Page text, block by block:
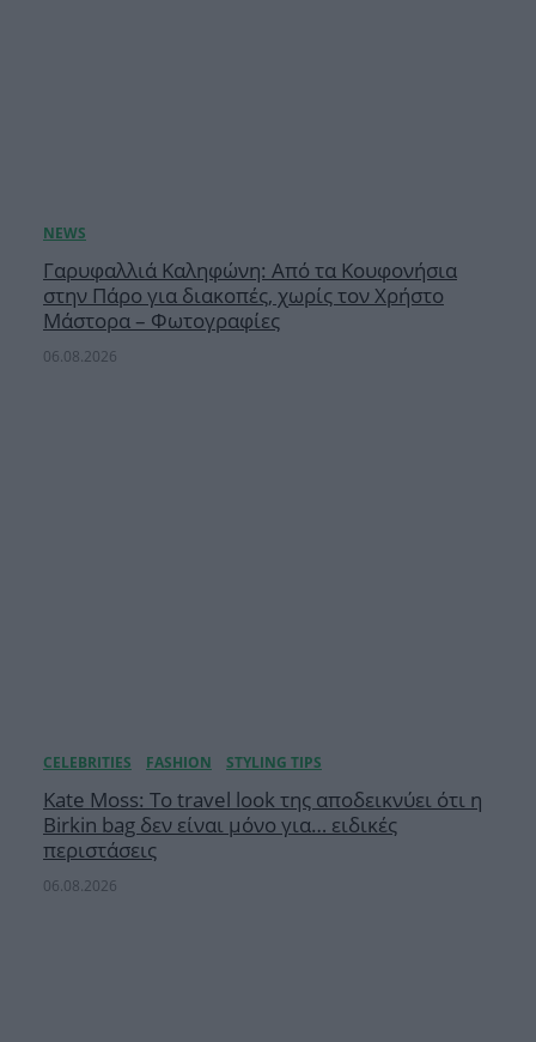
Γαρυφαλλιά Καληφώνη: Από τα Κουφονήσια
στην Πάρο για διακοπές, χωρίς τον Χρήστο
Μάστορα – Φωτογραφίες
06.08.2026
Kate Moss: Το travel look της αποδεικνύει ότι η
Birkin bag δεν είναι μόνο για… ειδικές
περιστάσεις
06.08.2026